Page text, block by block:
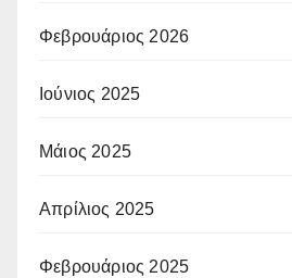
Φεβρουάριος 2026
Ιούνιος 2025
Μάιος 2025
Απρίλιος 2025
Φεβρουάριος 2025